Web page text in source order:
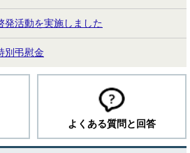
発活動を実施しました
別弔慰金
よくある質問と回答